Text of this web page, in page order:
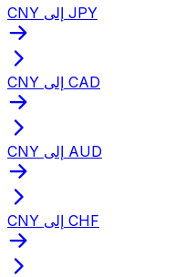
CNY إلى JPY
CNY إلى CAD
CNY إلى AUD
CNY إلى CHF